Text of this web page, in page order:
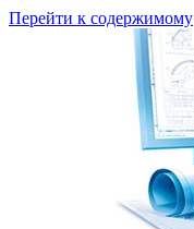
Перейти к содержимому